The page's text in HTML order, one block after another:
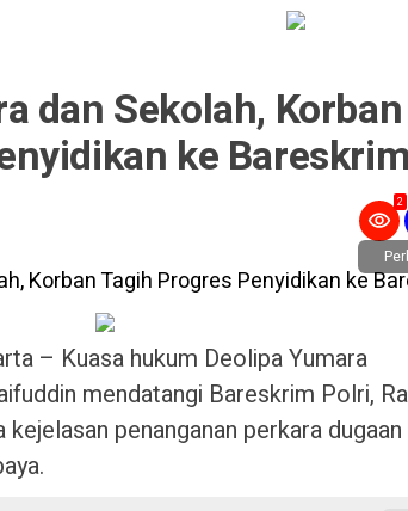
dan Sekolah, Korban
ke Bareskrim
2
– Kuasa hukum Deolipa Yumara
mendatangi Bareskrim Polri,
penanganan perkara dugaan